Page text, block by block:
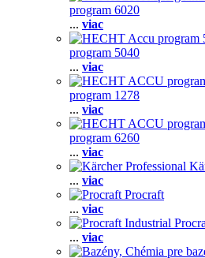
program 6020
... viac
program 5040
... viac
program 1278
... viac
program 6260
... viac
... viac
Procraft
... viac
... viac